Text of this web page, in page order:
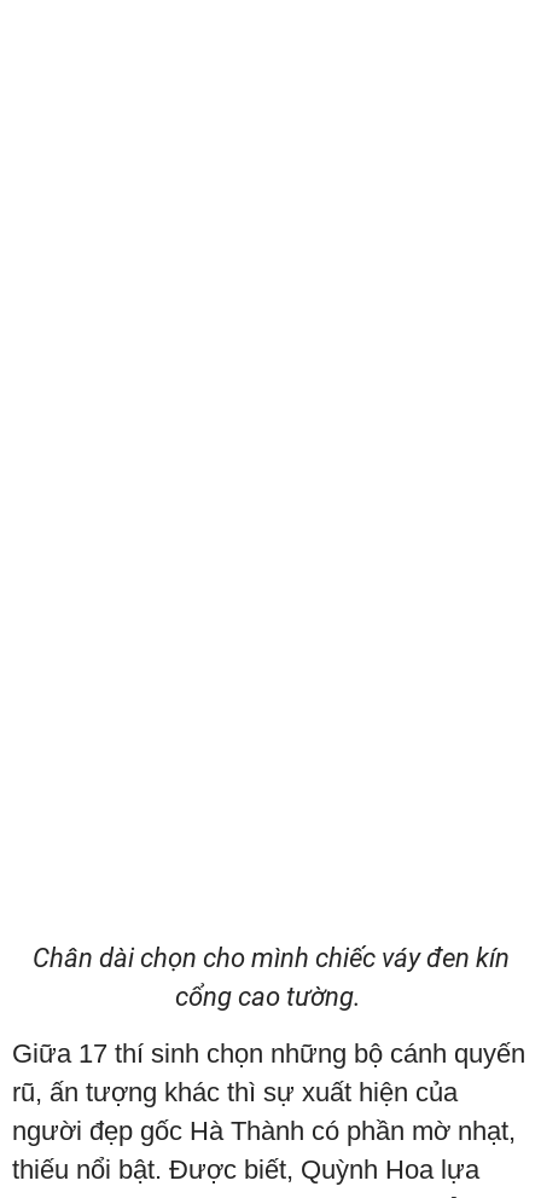
Chân dài chọn cho mình chiếc váy đen kín
cổng cao tường.
Giữa 17 thí sinh chọn những bộ cánh quyến
rũ, ấn tượng khác thì sự xuất hiện của
người đẹp gốc Hà Thành có phần mờ nhạt,
thiếu nổi bật. Được biết, Quỳnh Hoa lựa